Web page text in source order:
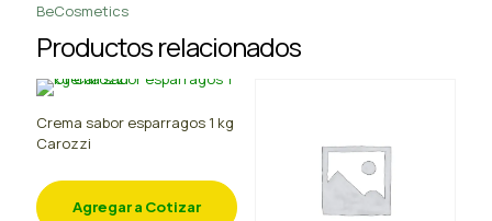
BeCosmetics
Productos relacionados
Crema sabor esparragos 1 kg
Carozzi
Agregar a Cotizar